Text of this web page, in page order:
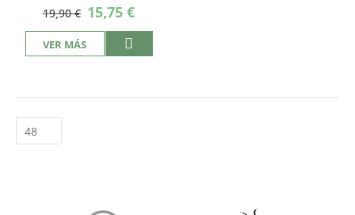
19,90 € Precio
especial
15,75 €
VER MÁS